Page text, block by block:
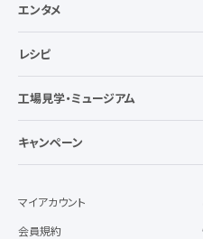
エンタメ
レシピ
工場見学・ミュージアム
キャンペーン
マイアカウント
会員規約